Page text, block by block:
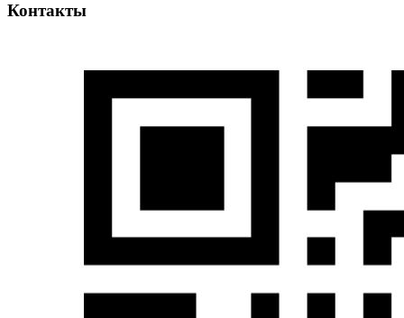
Контакты